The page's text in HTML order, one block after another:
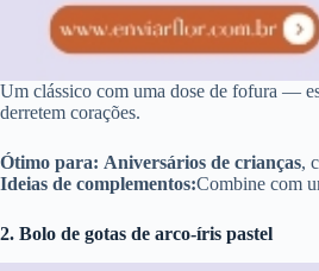
Um clássico com uma dose de fofura —
derretem corações.
Ótimo para: Aniversários de crianças,
Ideias de complementos:Combine com
2. Bolo de gotas de arco-íris pastel